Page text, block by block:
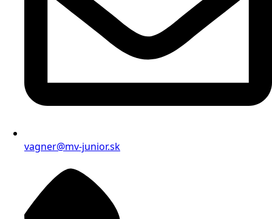
vagner@mv-junior.sk